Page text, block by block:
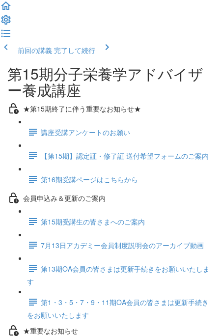
前回の講義 完了して続行
第15期分子栄養学アドバイザ
ー養成講座
★第15期終了に伴う重要なお知らせ★
講座受講アンケートのお願い
【第15期】認定証・修了証 送付希望フォームのご案内
第16期受講ページはこちらから
会員申込み＆更新のご案内
第15期受講生の皆さまへのご案内
7月13日アカデミー会員制度説明会のアーカイブ動画
第13期OA会員の皆さまは更新手続きをお願いいたしま
す
第1・3・5・7・9・11期OA会員の皆さまは更新手続き
をお願いいたします
★重要なお知らせ